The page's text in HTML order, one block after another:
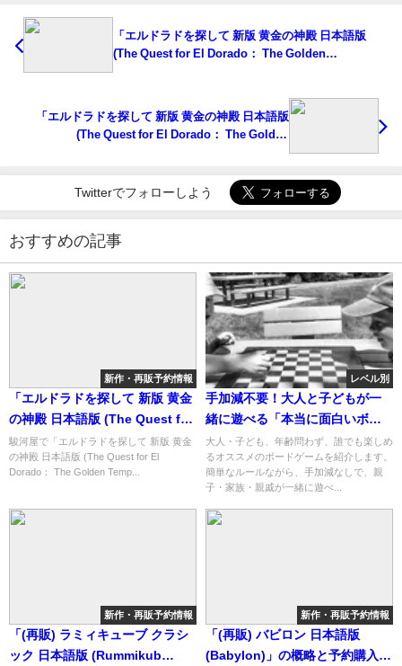
「エルドラドを探して 新版 黄金の神殿 日本語版
(The Quest for El Dorado： The Golden
「エルドラドを探して 新版 黄金の神殿 日本語版
(The Quest for El Dorado： The Golden
Twitterでフォローしよう
おすすめの記事
新作・再販予約情報
「エルドラドを探して 新版 黄金
の神殿 日本語版 (The Quest for
El Dorado： The Golden
Temples)」の概略と予約購入可
駿河屋で「エルドラドを探して 新版 黄金
の神殿 日本語版 (The Quest for El
Dorado： The Golden Temp...
レベル別
手加減不要！大人と子どもが一
緒に遊べる「本当に面白いボー
ドゲーム」10選
大人・子ども、年齢問わず、誰でも楽しめ
るオススメのボードゲームを紹介します。
簡単なルールながら、手加減なしで、親
子・家族・親戚が一緒に遊べ...
新作・再販予約情報
「(再販) ラミィキューブ クラシ
ック 日本語版 (Rummikub
新作・再販予約情報
「(再販) バビロン 日本語版
(Babylon)」の概略と予約購入可